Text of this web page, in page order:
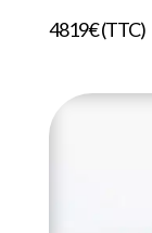
4819€ (TTC)